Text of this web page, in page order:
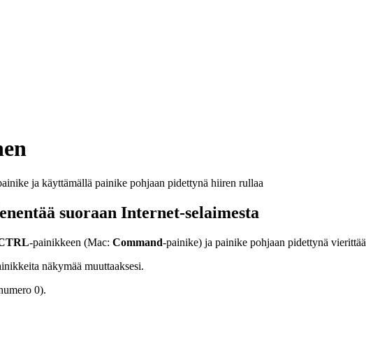
suoraan Internet-selaimesta
-painikkeen (Mac: Command-painike) ja painike pohjaan pidettynä vierittää
näkymää muuttaaksesi.
0).